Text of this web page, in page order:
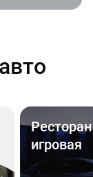
игровая